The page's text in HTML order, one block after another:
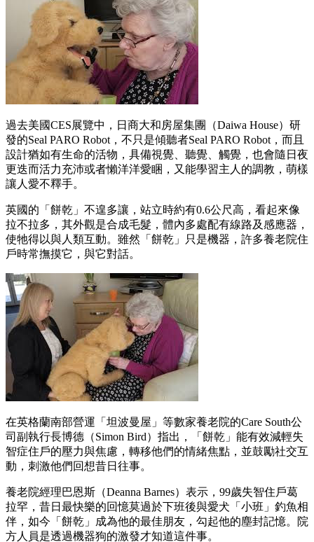
過去美國CES展覽中，日商大和房屋集團（Daiwa House）研
發的Seal PARO Robot，不只是傾聽者Seal PARO Robot，而且
設計猶如有生命的活物，具備視覺、聽覺、觸覺，也會隨日夜
更迭而活力充沛或者懶洋洋愛睏，又能學習主人的調教，萌樣
讓人愛不釋手。
英國的「餅乾」不遑多讓，站立時約有0.6公尺高，看起來像
拉不拉多，其外觀是合成毛髮，體內多處配有線路及感應器，
使牠得以與人類互動。雖然「餅乾」只是機器，許多養老院住
戶時常撫摸它，與它對話。
在英格蘭南部營運「坦波曼屋」等數家養老院的Care South公
司副執行長博德（Simon Bird）指出，「餅乾」能有效減輕失
智症住戶的壓力與焦慮，轉移他們的情緒焦點，並鼓勵社交互
動，刺激他們回想昔日往事。
養老院經理巴恩斯（Deanna Barnes）表示，99歲失智住戶葛
拉罕，昔日最快樂的回憶莫過於下班後與愛犬「小班」釣魚相
伴，如今「餅乾」成為他的最佳朋友，勾起他的塵封記憶。院
方人員是透過機器狗的激發才知道這件事。